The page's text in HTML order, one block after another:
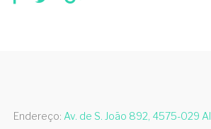
Endereço: Av. de S. João 892, 4575-029